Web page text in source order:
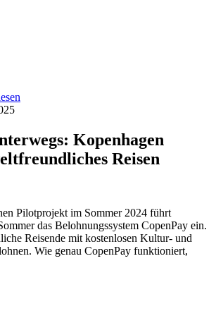
Kopenhagen
Reisen
Pilotprojekt im Sommer 2024 führt
das Belohnungssystem CopenPay ein.
Reisende mit kostenlosen Kultur- und
Wie genau CopenPay funktioniert,